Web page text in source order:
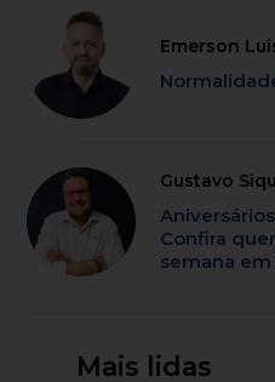
Emerson
Gustavo
Confira
semana em
Mais lidas